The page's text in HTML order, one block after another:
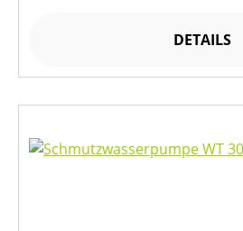
DETAILS